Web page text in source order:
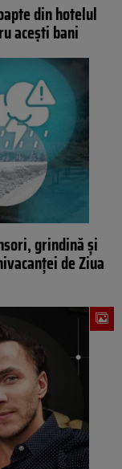
din hotelul
acești bani
grindină și
de Ziua